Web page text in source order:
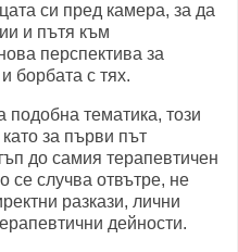
си пред камера, за да
и пътя към
перспектива за
борбата с тях.
тематика, този
за първи път
до самия терапевтичен
се случва отвътре, не
разкази, лични
дейности.